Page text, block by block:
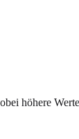
höhere